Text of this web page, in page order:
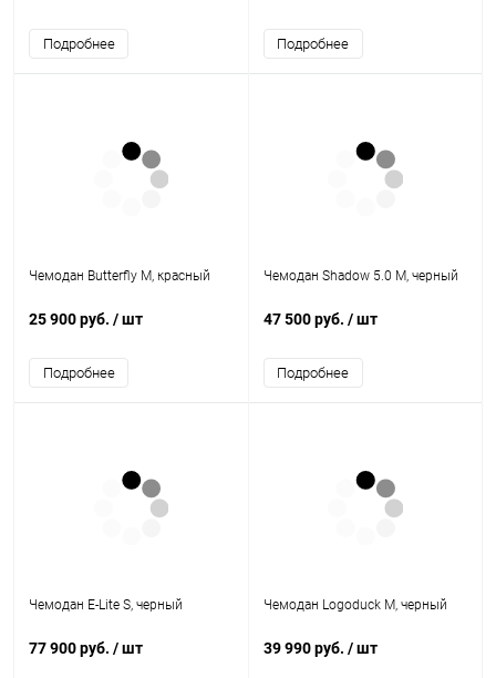
Подробнее Подробнее
Чемодан Butterfly M, красный
25 900 руб. / шт
Подробнее
Чемодан Shadow 5.0 M, черный
47 500 руб. / шт
Подробнее
Чемодан E-Lite S, черный
77 900 руб. / шт
Чемодан Logoduck M, черный
39 990 руб. / шт